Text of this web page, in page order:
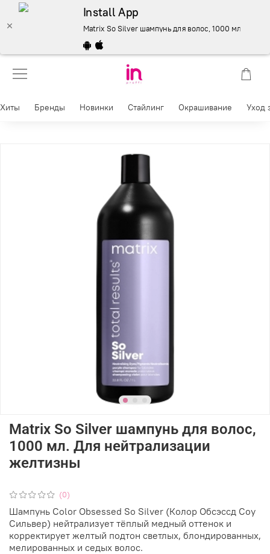
Install App
Matrix So Silver шампунь для волос, 1000 мл. Для
Хиты Бренды Новинки Стайлинг Окрашивание Уход
(0)
Matrix So Silver шампунь для волос,
1000 мл. Для нейтрализации
желтизны
Шампунь Color Obsessed So Silver (Колор Обсэссд Соу
Сильвер) нейтрализует тёплый медный оттенок и
корректирует желтый подтон светлых, блондированных,
мелированных и седых волос.